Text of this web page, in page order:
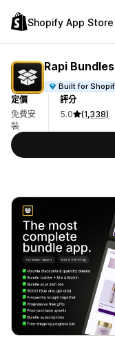
Shopify App Store
Rapi
Built for
定價
免費安
裝
評分
5.0
(1,338)